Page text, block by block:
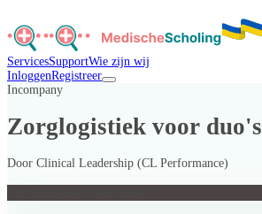
ServicesSupportWie zijn wij
InloggenRegistreer
Incompany
Zorglogistiek voor duo's
Door Clinical Leadership (CL Performance)